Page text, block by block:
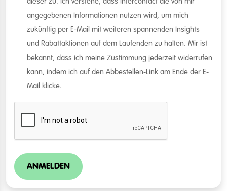
dieser zu. Ich verstehe, dass intercontact die von mir
angegebenen Informationen nutzen wird, um mich
zukünftig per E-Mail mit weiteren spannenden Insights
und Rabattaktionen auf dem Laufenden zu halten. Mir ist
bekannt, dass ich meine Zustimmung jederzeit widerrufen
kann, indem ich auf den Abbestellen-Link am Ende der E-
Mail klicke.
ANMELDEN